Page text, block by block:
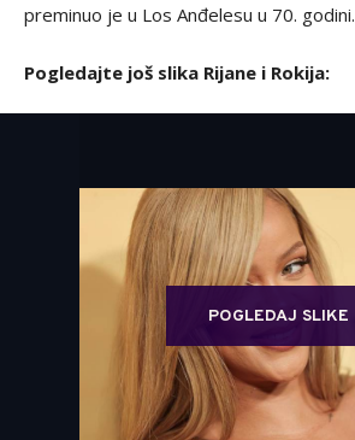
preminuo je u Los Anđelesu u 70. godini.
Pogledajte još slika Rijane i Rokija:
POGLEDAJ SLIKE